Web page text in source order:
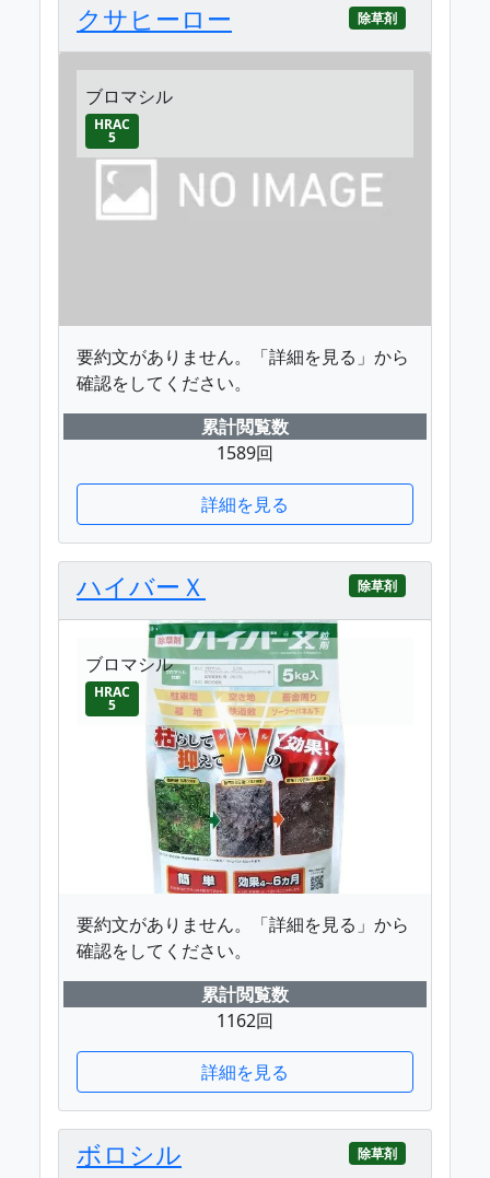
クサヒーロー 除草剤
ブロマシル
HRAC
5
要約文がありません。「詳細を見る」から
確認をしてください。
累計閲覧数
1589回
詳細を見る
ハイバーＸ 除草剤
ブロマシル
HRAC
5
要約文がありません。「詳細を見る」から
確認をしてください。
累計閲覧数
1162回
詳細を見る
ボロシル 除草剤